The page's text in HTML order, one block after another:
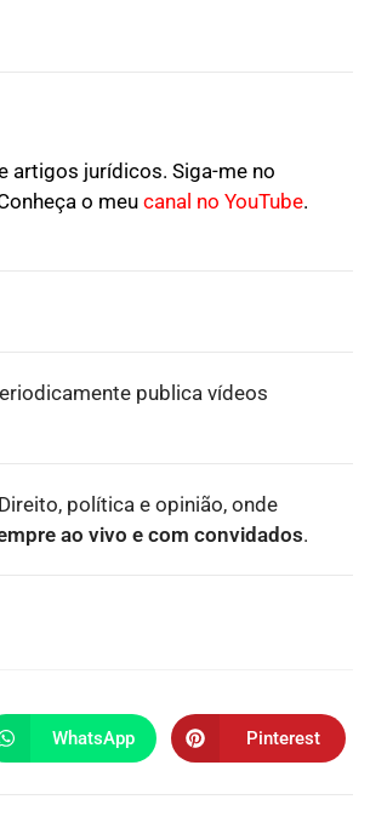
artigos jurídicos. Siga-me no
o meu canal no YouTube.
publica vídeos
política e opinião, onde
ao vivo e com convidados.
WhatsApp Pinterest